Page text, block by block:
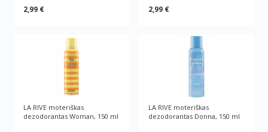
2,99 € 2,99 €
LA RIVE moteriškas
dezodorantas Woman, 150 ml
LA RIVE moteriškas
dezodorantas Donna, 150 ml